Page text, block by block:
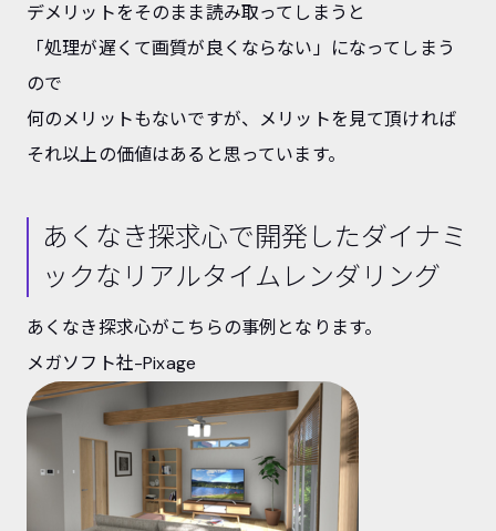
デメリットをそのまま読み取ってしまうと
「処理が遅くて画質が良くならない」になってしまう
ので
何のメリットもないですが、メリットを見て頂ければ
それ以上の価値はあると思っています。
あくなき探求心で開発したダイナミ
ックなリアルタイムレンダリング
あくなき探求心がこちらの事例となります。
メガソフト社-Pixage